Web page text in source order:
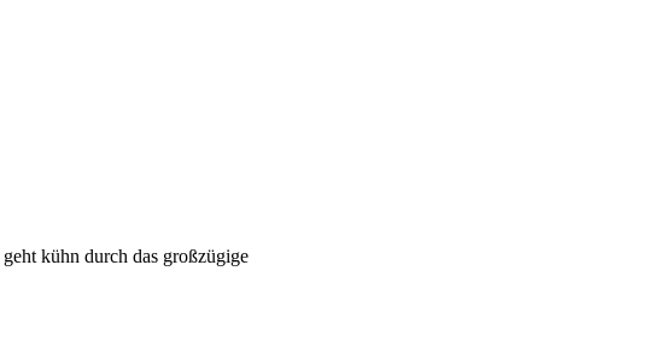
kühn durch das großzügige